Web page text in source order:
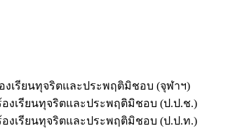
งเรียนทุจริตและประพฤติมิชอบ (จุฬาฯ)
องเรียนทุจริตและประพฤติมิชอบ (ป.ป.ช.)
องเรียนทุจริตและประพฤติมิชอบ (ป.ป.ท.)